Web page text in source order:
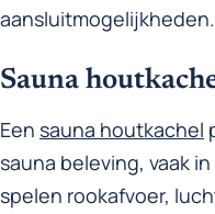
aansluitmogelijkheden.
Sauna
Een sauna houtkachel
sauna beleving, vaak
spelen rookafvoer,